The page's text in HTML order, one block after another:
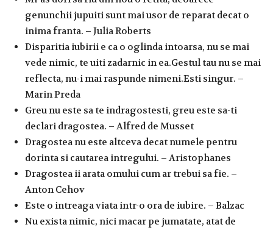
genunchii jupuiti sunt mai usor de reparat decat o
inima franta. – Julia Roberts
Disparitia iubirii e ca o oglinda intoarsa, nu se mai
vede nimic, te uiti zadarnic in ea.Gestul tau nu se mai
reflecta, nu-i mai raspunde nimeni.Esti singur. –
Marin Preda
Greu nu este sa te indragostesti, greu este sa-ti
declari dragostea. – Alfred de Musset
Dragostea nu este altceva decat numele pentru
dorinta si cautarea intregului. – Aristophanes
Dragostea ii arata omului cum ar trebui sa fie. –
Anton Cehov
Este o intreaga viata intr-o ora de iubire. – Balzac
Nu exista nimic, nici macar pe jumatate, atat de